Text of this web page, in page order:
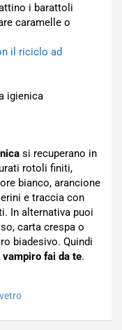
i barattoli
caramelle o
il riciclo ad
igienica
si recuperano in
rotoli finiti,
bianco, arancione
e traccia con
In alternativa puoi
carta crespa o
biadesivo. Quindi
vampiro fai da te.